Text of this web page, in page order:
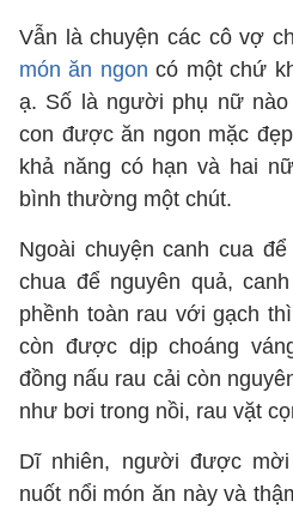
Vẫn là chuyện các cô vợ
món ăn ngon có một chứ
ạ. Số là người phụ nữ nào
con được ăn ngon mặc
khả năng có hạn và hai
bình thường một chút.
Ngoài chuyện canh cua
chua để nguyên quả,
phềnh toàn rau với gạch
còn được dịp choáng
đồng nấu rau cải còn
như bơi trong nồi, rau vặt
Dĩ nhiên, người được
nuốt nổi món ăn này và